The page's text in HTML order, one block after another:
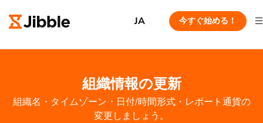
JA 今すぐ始める！
組織情報の更新
組織名・タイムゾーン・日付/時間形式・レポート通貨の
変更しましょう。